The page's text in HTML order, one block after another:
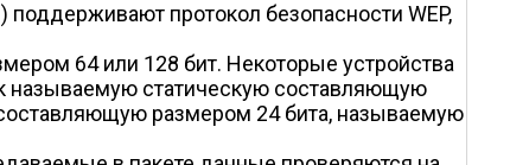
протокол безопасности WEP,
64 или 128 бит. Некоторые устройства
называемую статическую составляющую
размером 24 бита, называемую